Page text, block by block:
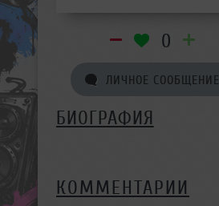
0
ЛИЧНОЕ СООБЩЕНИЕ
БИОГРАФИЯ
КОММЕНТАРИИ